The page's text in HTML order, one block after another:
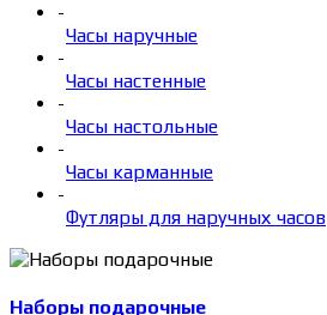
-
Часы наручные
-
Часы настенные
-
Часы настольные
-
Часы карманные
-
Футляры для наручных часов
Наборы подарочные